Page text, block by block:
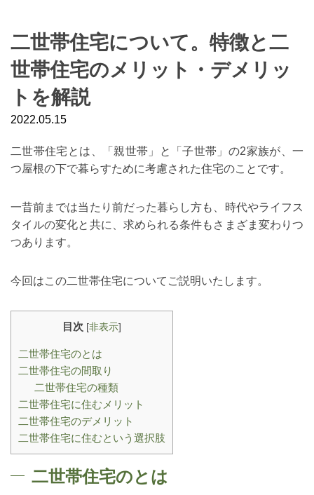
二世帯住宅について。特徴と二
世帯住宅のメリット・デメリッ
トを解説
2022.05.15
二世帯住宅とは、「親世帯」と「子世帯」の2家族が、一
つ屋根の下で暮らすために考慮された住宅のことです。
一昔前までは当たり前だった暮らし方も、時代やライフス
タイルの変化と共に、求められる条件もさまざま変わりつ
つあります。
今回はこの二世帯住宅についてご説明いたします。
目次 [非表示]
二世帯住宅のとは
二世帯住宅の間取り
二世帯住宅の種類
二世帯住宅に住むメリット
二世帯住宅のデメリット
二世帯住宅に住むという選択肢
二世帯住宅のとは